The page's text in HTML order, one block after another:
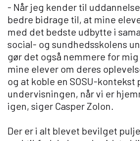
- Når jeg kender til
bedre bidrage til, at mine
med det bedste udbytte i
social- og sundhedsskolens
gør det også nemmere for
mine elever om deres
og at koble en SOSU-kontekst
undervisningen, når vi er
igen, siger Casper Zolon.
Der er i alt blevet bevilget